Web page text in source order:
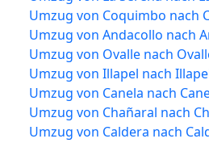
Umzug von Coquimbo nach
Umzug von Andacollo nach
Umzug von Ovalle nach
Umzug von Illapel nach
Umzug von Canela nach
Umzug von Chañaral nach
Umzug von Caldera nach